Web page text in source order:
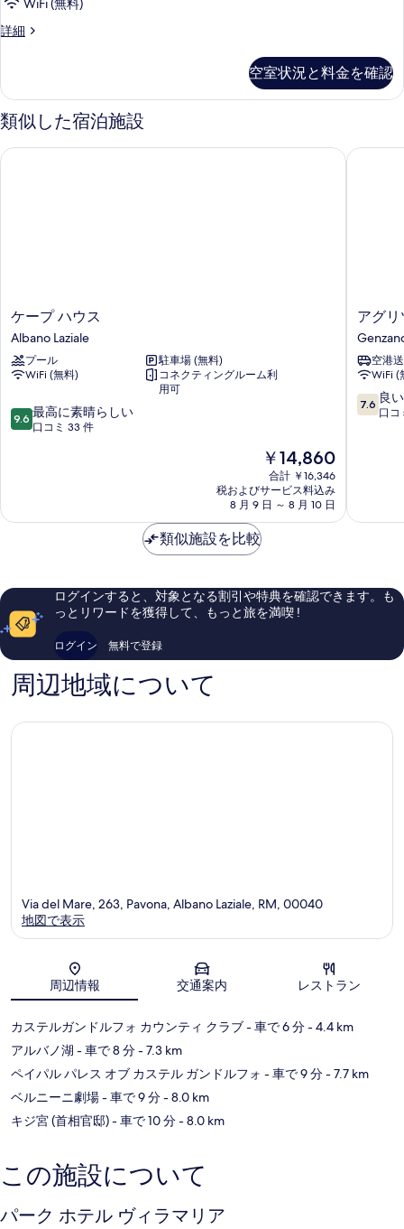
表
示
る
す
べ
の
写
真
を
WiFi (無料)
詳細
4
の
詳
細
空室状況と料金を確認
類似した宿泊施設
ケ
ー
プ
ハ
ウ
Albano
Laziale
ケープ ハウス
Albano Laziale
プール
駐車場 (無料)
WiFi (無料)
コネクティングルーム利
用可
10
段
に
し
口
コ
33
件
の
口
9.6 最高に素晴らしい
口コミ 33 件
現
在
の
料
金
は
￥14,860
合計 ￥16,346
税およびサービス料込み
8 月 9 日 ～ 8 月 10 日
ケープ ハウス
ア
グ
リ
ツ
ー
リ
ズ
ー
di
アグ
空港
WiFi (
10
段
コ
件
の
7.6 良い
口コ
アグリ
類似施設を比較
ログインすると、対象となる割引や特典を確認できます。も
っとリワードを獲得して、もっと旅を満喫 !
ログイン 無料で登録
周辺地域について
地図
Via del Mare, 263, Pavona, Albano Laziale, RM, 00040
地図で表示
周辺情報 交通案内 レストラン
カステルガンドルフォ カウンティ クラブ- 車で 6 分- 4.4 km
アルバノ湖 - 車で 8 分- 7.3 km
ペイパル パレス オブ カステル ガンドルフォ - 車で 9 分- 7.7 km
ベルニーニ劇場- 車で 9 分- 8.0 km
キジ宮 (首相官邸)- 車で 10 分- 8.0 km
この施設について
パーク ホテル ヴィラマリア